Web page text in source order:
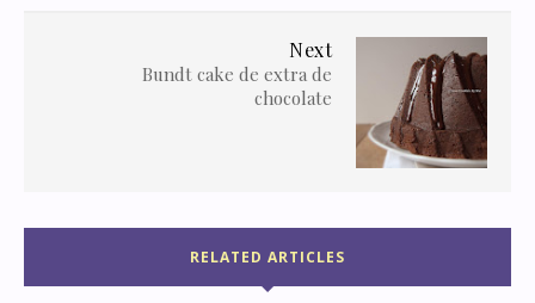
Next
Bundt cake de extra de
chocolate
RELATED ARTICLES